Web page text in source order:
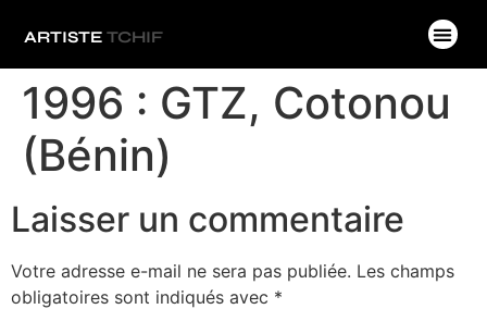
ARTISTE TCHIF
1996 : GTZ, Cotonou
(Bénin)
Laisser un commentaire
Votre adresse e-mail ne sera pas publiée. Les champs
obligatoires sont indiqués avec *